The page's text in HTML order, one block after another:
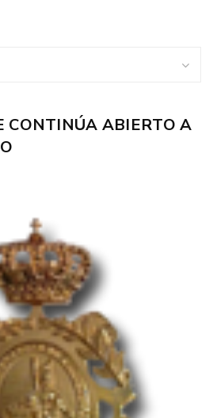
CONTINÚA ABIERTO A